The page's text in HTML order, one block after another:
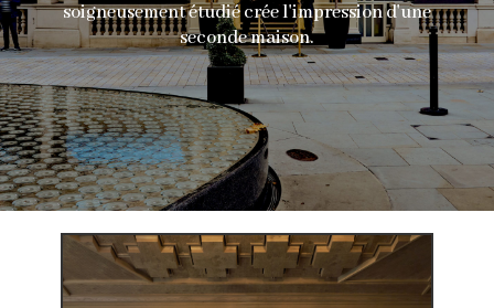
soigneusement étudié crée l'impression d'une
seconde maison.